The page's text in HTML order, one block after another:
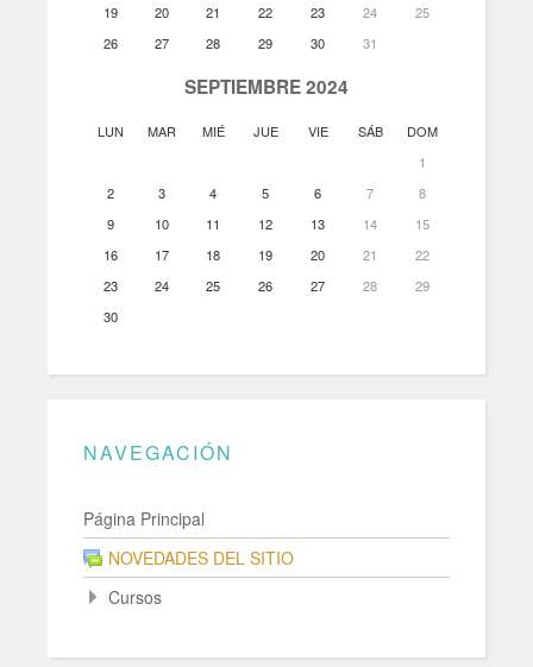
19
20 21 22 23 24
25
26
27 28 29 30 31
SEPTIEMBRE 2024
LUN MAR MIÉ JUE VIE SÁB
DOM
1
2
3 4 5 6 7
8
9
10 11 12 13 14
15
16
17 18 19 20 21
22
23
24 25 26 27 28
29
30
NAVEGACIÓN
Página Principal
NOVEDADES DEL SITIO
Cursos